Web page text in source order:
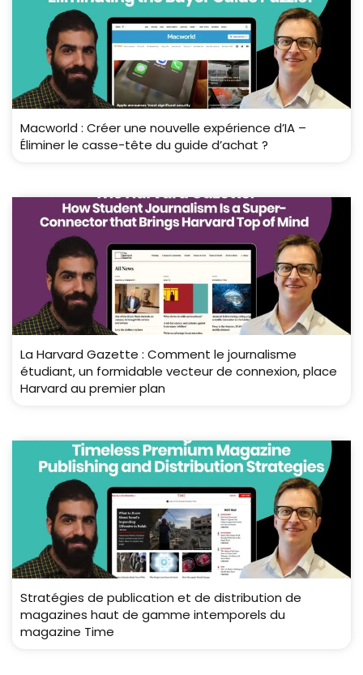
Macworld : Créer une nouvelle expérience d’IA –
Éliminer le casse-tête du guide d’achat ?
La Harvard Gazette : Comment le journalisme
étudiant, un formidable vecteur de connexion, place
Harvard au premier plan
Stratégies de publication et de distribution de
magazines haut de gamme intemporels du
magazine Time